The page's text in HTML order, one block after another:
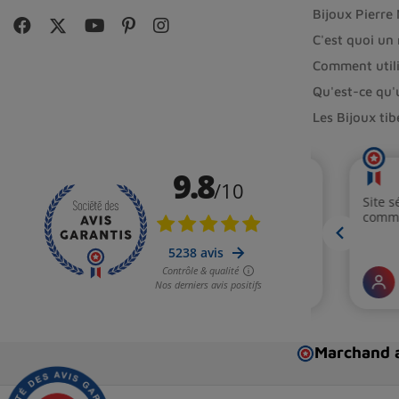
Porter un
pendentif, bracelet ou bagueen
Placer une pierre d'obsidienne silver black
Utiliser une pierre roulée d'obsidienne silver
Comment nettoyer et recharger
Pour profiter pleinement des bienfaits de
pouvezla plonger dans de l'eau distillée pendant
Bijoux Pierre
C'est quoi un
Comment
Qu'est-ce
Les Bijoux
Marchand